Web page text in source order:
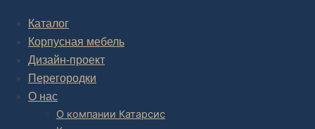
Каталог
Корпусная мебель
Дизайн-проект
Перегородки
О нас
О компании Катарсис
дизайн проекта интерьера,
В салоне мебелииинтернет магазине дизайнерской мебели
есть и готовые товары, которые можем доставить уже сегодня, и
корпусная мебель на заказ, включая кухни.